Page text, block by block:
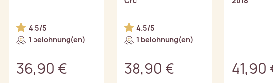
4.5/5
1 belohnung(en)
36,90 €
4.5/5
1 belohnung(en)
38,90 € 41,90